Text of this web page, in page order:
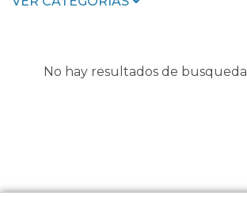
No hay resultados de busqueda